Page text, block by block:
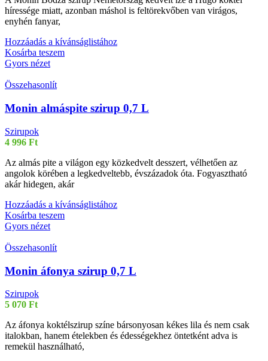
híressége miatt, azonban máshol is feltörekvőben van virágos,
enyhén fanyar,
Hozzáadás a kívánságlistához
Kosárba teszem
Gyors nézet
Összehasonlít
Monin almáspite szirup 0,7 L
Szirupok
4 996 Ft
Az almás pite a világon egy közkedvelt desszert, vélhetően az
angolok körében a legkedveltebb, évszázadok óta. Fogyasztható
akár hidegen, akár
Hozzáadás a kívánságlistához
Kosárba teszem
Gyors nézet
Összehasonlít
Monin áfonya szirup 0,7 L
Szirupok
5 070 Ft
Az áfonya koktélszirup színe bársonyosan kékes lila és nem csak
italokban, hanem ételekben és édességekhez öntetként adva is
remekül használható,